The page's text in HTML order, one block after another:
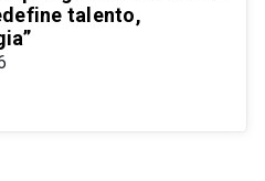
talento,